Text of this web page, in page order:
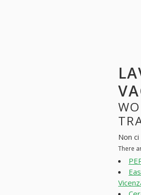
Non
There